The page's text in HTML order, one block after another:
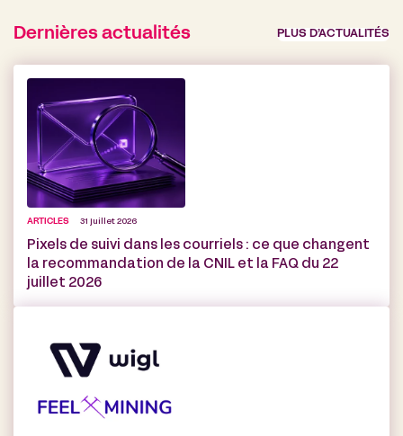
Dernières actualités PLUS D’ACTUALITÉS
ARTICLES 31 juillet 2026
Pixels de suivi dans les courriels : ce que changent
la recommandation de la CNIL et la FAQ du 22
juillet 2026